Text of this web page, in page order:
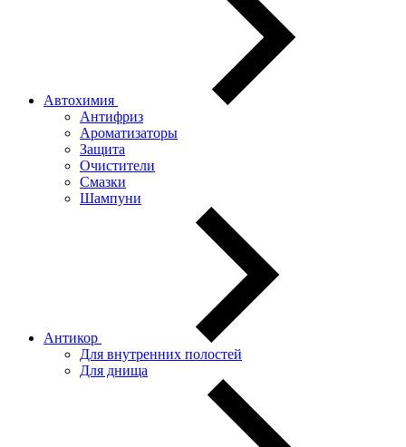
Автохимия
Антифриз
Ароматизаторы
Защита
Очистители
Смазки
Шампуни
Антикор
Для внутренних полостей
Для днища